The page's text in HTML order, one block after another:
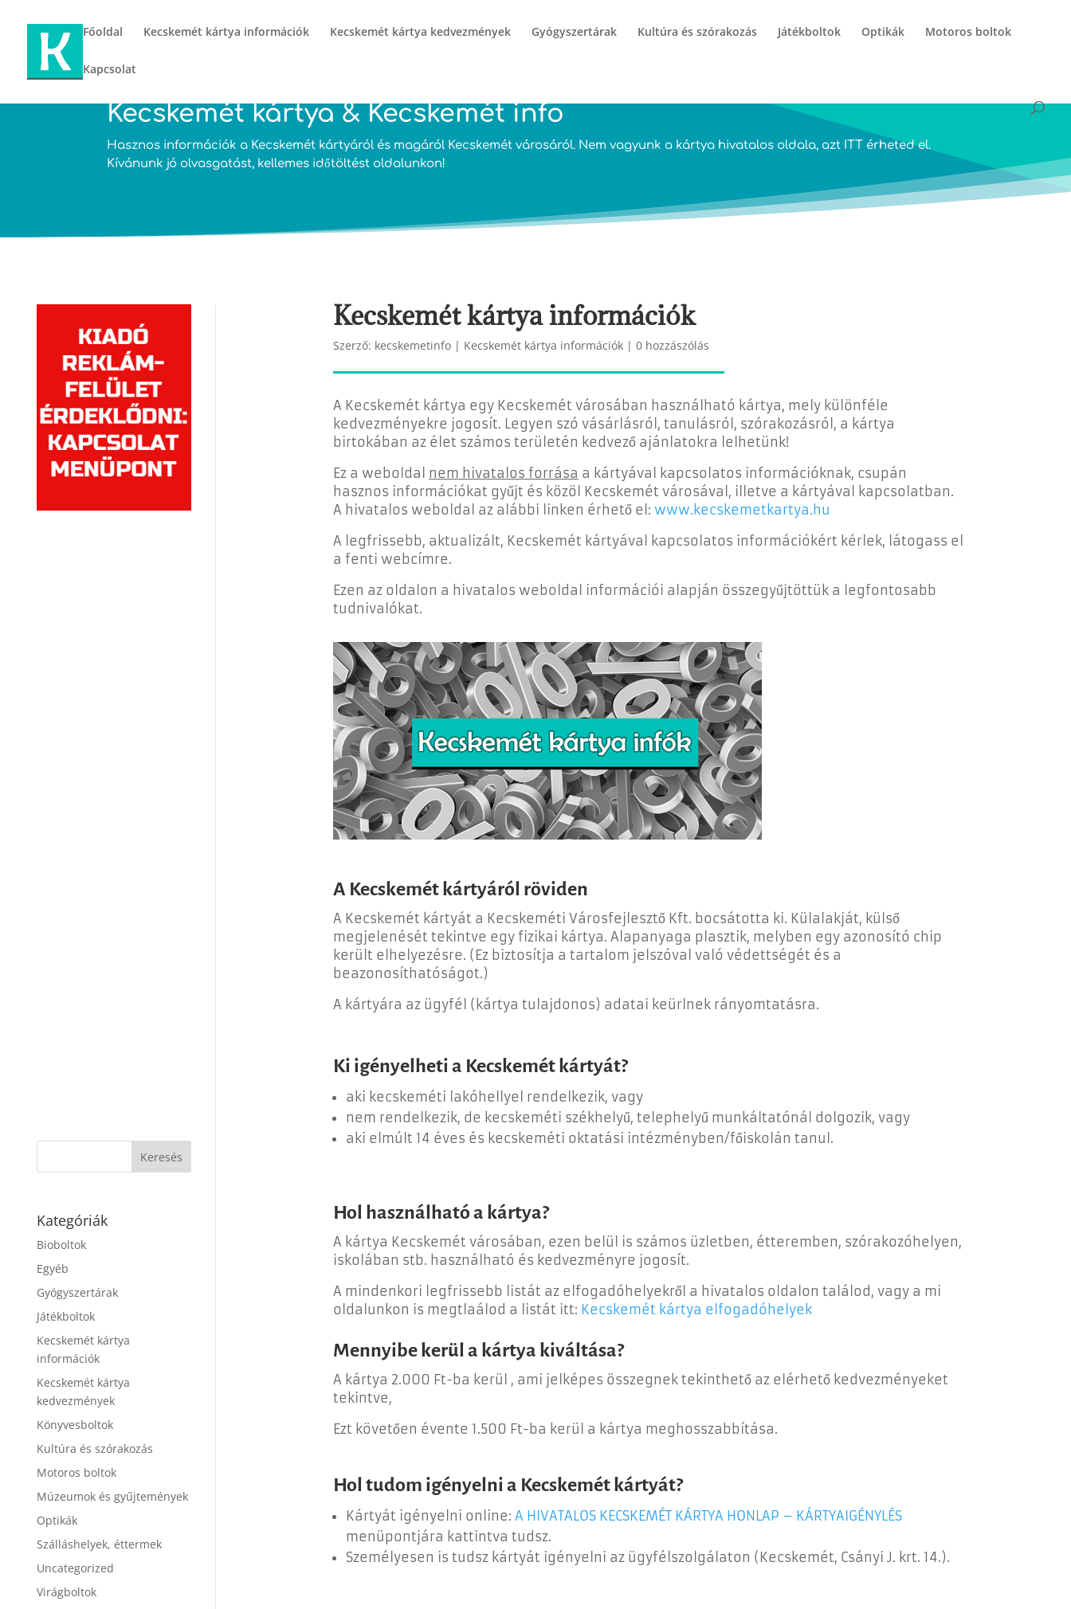
Főoldal Kecskemét kártya információk Kecskemét kártya kedvezmények Gyógyszertárak Kultúra és szórakozás Játékboltok Optikák Motoros boltok
Kapcsolat
Kecskemét kártya & Kecskemét info
Hasznos információk a Kecskemét kártyáról és magáról Kecskemét városáról. Nem vagyunk a kártya hivatalos oldala, azt ITT érheted el.
Kívánunk jó olvasgatást, kellemes időtöltést oldalunkon!
Kategóriák
Bioboltok
Egyéb
Gyógyszertárak
Játékboltok
Kecskemét kártya
információk
Kecskemét kártya
kedvezmények
Könyvesboltok
Kultúra és szórakozás
Motoros boltok
Múzeumok és gyűjtemények
Optikák
Szálláshelyek, éttermek
Uncategorized
Virágboltok
Kecskemét kártya információk
Szerző: kecskemetinfo| Kecskemét kártya információk| 0 hozzászólás
A Kecskemét kártya egy Kecskemét városában használható kártya, mely különféle
kedvezményekre jogosít. Legyen szó vásárlásról, tanulásról, szórakozásról, a kártya
birtokában az élet számos területén kedvező ajánlatokra lelhetünk!
Ez a weboldal nem hivatalos forrása a kártyával kapcsolatos információknak, csupán
hasznos információkat gyűjt és közöl Kecskemét városával, illetve a kártyával kapcsolatban.
A hivatalos weboldal az alábbi linken érhető el: www.kecskemetkartya.hu
A legfrissebb, aktualizált, Kecskemét kártyával kapcsolatos információkért kérlek, látogass el
a fenti webcímre.
Ezen az oldalon a hivatalos weboldal információi alapján összegyűjtöttük a legfontosabb
tudnivalókat.
A Kecskemét kártyáról röviden
A Kecskemét kártyát a Kecskeméti Városfejlesztő Kft. bocsátotta ki. Külalakját, külső
megjelenését tekintve egy fizikai kártya. Alapanyaga plasztik, melyben egy azonosító chip
került elhelyezésre. (Ez biztosítja a tartalom jelszóval való védettségét és a
beazonosíthatóságot.)
A kártyára az ügyfél (kártya tulajdonos) adatai keürlnek rányomtatásra.
Ki igényelheti a Kecskemét kártyát?
aki kecskeméti lakóhellyel rendelkezik, vagy
nem rendelkezik, de kecskeméti székhelyű, telephelyű munkáltatónál dolgozik, vagy
aki elmúlt 14 éves és kecskeméti oktatási intézményben/főiskolán tanul.
Hol használható a kártya?
A kártya Kecskemét városában, ezen belül is számos üzletben, étteremben, szórakozóhelyen,
iskolában stb. használható és kedvezményre jogosít.
A mindenkori legfrissebb listát az elfogadóhelyekről a hivatalos oldalon találod, vagy a mi
oldalunkon is megtlaálod a listát itt: Kecskemét kártya elfogadóhelyek
Mennyibe kerül a kártya kiváltása?
A kártya 2.000 Ft-ba kerül , ami jelképes összegnek tekinthető az elérhető kedvezményeket
tekintve,
Ezt követően évente 1.500 Ft-ba kerül a kártya meghosszabbítása.
Hol tudom igényelni a Kecskemét kártyát?
Kártyát igényelni online: A HIVATALOS KECSKEMÉT KÁRTYA HONLAP – KÁRTYAIGÉNYLÉS
menüpontjára kattintva tudsz.
Személyesen is tudsz kártyát igényelni az ügyfélszolgálaton (Kecskemét, Csányi J. krt. 14.).